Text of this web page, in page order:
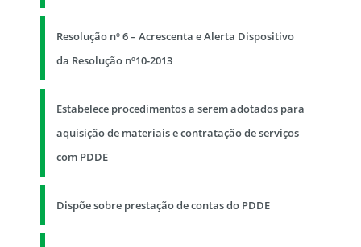
Resolução nº 6 – Acrescenta e Alerta Dispositivo
da Resolução nº10-2013
Estabelece procedimentos a serem adotados para
aquisição de materiais e contratação de serviços
com PDDE
Dispõe sobre prestação de contas do PDDE